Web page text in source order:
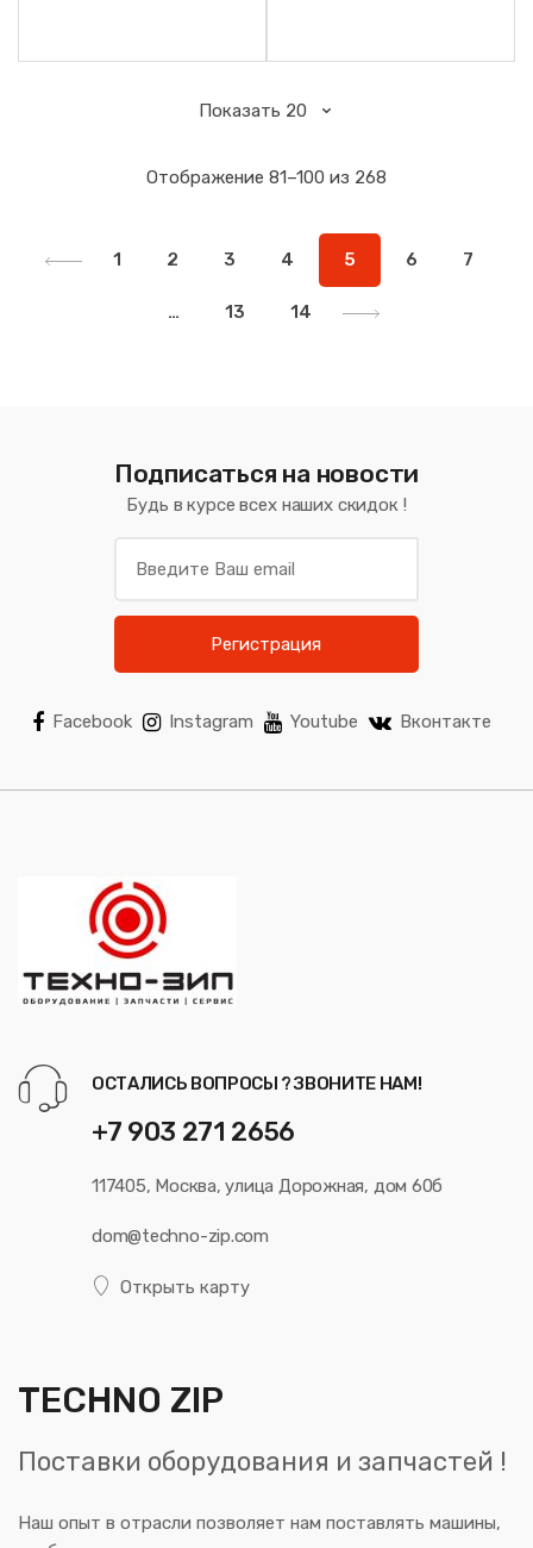
Отображение 81–100 из 268
1 2 3 4 5 6 7
… 13 14
Подписаться на новости
Будь в курсе всех наших скидок !
Регистрация
Facebook Instagram Youtube Вконтакте
ОСТАЛИСЬ ВОПРОСЫ ? ЗВОНИТЕ НАМ!
+7 903 271 2656
117405, Москва, улица Дорожная, дом 60б
dom@techno-zip.com
Открыть карту
TECHNO ZIP
Поставки оборудования и запчастей !
Наш опыт в отрасли позволяет нам поставлять машины,